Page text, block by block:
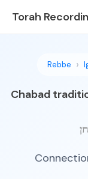
Torah
Rebbe
Chabad